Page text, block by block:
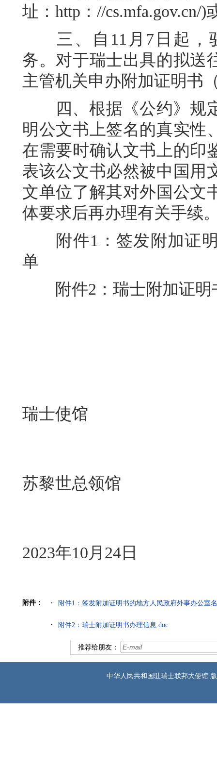
址：http：//cs.mfa.gov.cn/
三、自11月7日起，
务。对于瑞士出具的拟送
主管机关申办附加证明书
四、根据《公约》规定
明公文书上签名的真实性
在需要时确认文书上的印
表该公文书必然被中国用
文单位了解其对外国公文
体要求后再办理有关手续
附件1：签发附加证明
单
附件2：瑞士附加证明
瑞士使馆
苏黎世总领馆
2023年10月24日
附件： 附件1：签发附加证明书的地方人民政府外事办公室
附件2：瑞士附加证明书办理信息.doc
推荐给朋友：
中华人民共和国驻瑞士联邦大使馆